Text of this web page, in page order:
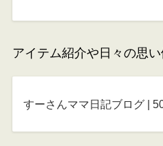
アイテム紹介や日々の思
すーさんママ日記ブログ |